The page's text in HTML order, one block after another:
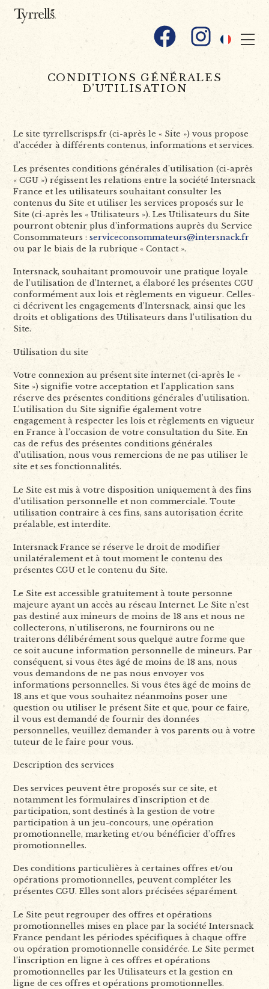
Skip to content
FacebookInstagram
CONDITIONS GÉNÉRALES
D’UTILISATION
Le site tyrrellscrisps.fr (ci-après le « Site ») vous propose
d’accéder à différents contenus, informations et services.
Les présentes conditions générales d’utilisation (ci-après
« CGU ») régissent les relations entre la société Intersnack
France et les utilisateurs souhaitant consulter les
contenus du Site et utiliser les services proposés sur le
Site (ci-après les « Utilisateurs »). Les Utilisateurs du Site
pourront obtenir plus d’informations auprès du Service
Consommateurs :serviceconsommateurs@intersnack.fr
ou par le biais de la rubrique « Contact ».
Intersnack, souhaitant promouvoir une pratique loyale
de l’utilisation de d’Internet, a élaboré les présentes CGU
conformément aux lois et règlements en vigueur. Celles-
ci décrivent les engagements d’Intersnack, ainsi que les
droits et obligations des Utilisateurs dans l’utilisation du
Site.
Utilisation du site
Votre connexion au présent site internet (ci-après le «
Site ») signifie votre acceptation et l’application sans
réserve des présentes conditions générales d’utilisation.
L’utilisation du Site signifie également votre
engagement à respecter les lois et règlements en vigueur
en France à l’occasion de votre consultation du Site. En
cas de refus des présentes conditions générales
d’utilisation, nous vous remercions de ne pas utiliser le
site et ses fonctionnalités.
Le Site est mis à votre disposition uniquement à des fins
d’utilisation personnelle et non commerciale. Toute
utilisation contraire à ces fins, sans autorisation écrite
préalable, est interdite.
Intersnack France se réserve le droit de modifier
unilatéralement et à tout moment le contenu des
présentes CGU et le contenu du Site.
Le Site est accessible gratuitement à toute personne
majeure ayant un accès au réseau Internet. Le Site n’est
pas destiné aux mineurs de moins de 18 ans et nous ne
collecterons, n’utiliserons, ne fournirons ou ne
traiterons délibérément sous quelque autre forme que
ce soit aucune information personnelle de mineurs. Par
conséquent, si vous êtes âgé de moins de 18 ans, nous
vous demandons de ne pas nous envoyer vos
informations personnelles. Si vous êtes âgé de moins de
18 ans et que vous souhaitez néanmoins poser une
question ou utiliser le présent Site et que, pour ce faire,
il vous est demandé de fournir des données
personnelles, veuillez demander à vos parents ou à votre
tuteur de le faire pour vous.
Description des services
Des services peuvent être proposés sur ce site, et
notamment les formulaires d’inscription et de
participation, sont destinés à la gestion de votre
participation à un jeu-concours, une opération
promotionnelle, marketing et/ou bénéficier d’offres
promotionnelles.
Des conditions particulières à certaines offres et/ou
opérations promotionnelles, peuvent compléter les
présentes CGU. Elles sont alors précisées séparément.
Le Site peut regrouper des offres et opérations
promotionnelles mises en place par la société Intersnack
France pendant les périodes spécifiques à chaque offre
ou opération promotionnelle considérée. Le Site permet
l’inscription en ligne à ces offres et opérations
promotionnelles par les Utilisateurs et la gestion en
ligne de ces offres et opérations promotionnelles.